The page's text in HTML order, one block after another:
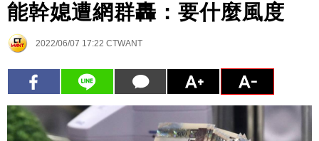
能幹媳遭網群轟：要什麼風度
2022/06/07 17:22 CTWANT